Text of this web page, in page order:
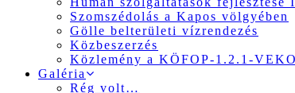
Szomszédolás a Kapos völgyében
Gölle belterületi vízrendezés
Közbeszerzés
Közlemény a KÖFOP-1.2.1-
Galéria
Rég volt…